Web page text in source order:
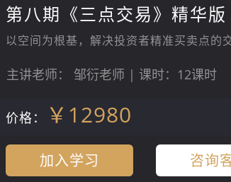
第八期《三点交易》精华版
以空间为根基，解决投资者精准买卖点的
主讲老师： 邹衍老师 | 课时：12课时
价格： ￥12980
加入学习 咨询